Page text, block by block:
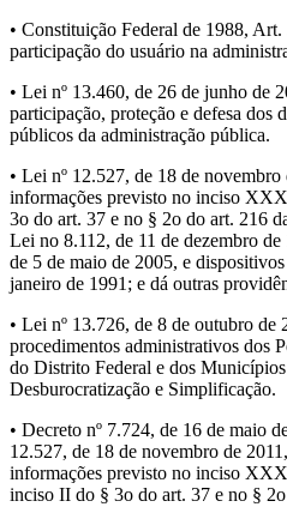
• Constituição Federal de 1988,
participação do usuário na
• Lei nº 13.460, de 26 de junho de
participação, proteção e defesa dos
públicos da administração pública.
• Lei nº 12.527, de 18 de novembro
informações previsto no inciso
3o do art. 37 e no § 2o do art. 216
Lei no 8.112, de 11 de dezembro
de 5 de maio de 2005, e
janeiro de 1991; e dá outras
• Lei nº 13.726, de 8 de outubro de
procedimentos administrativos dos
do Distrito Federal e dos
Desburocratização e Simplificação.
• Decreto nº 7.724, de 16 de maio
12.527, de 18 de novembro de
informações previsto no inciso
inciso II do § 3o do art. 37 e no §